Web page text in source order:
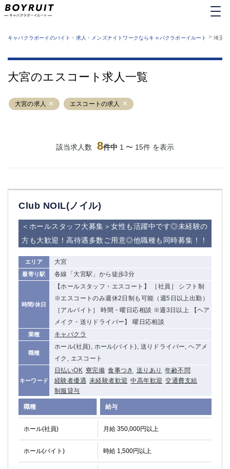
業種から探す
運営者情報
サイトマップ
キャバクラボーイのバイト・求人・メンズナイトワークならキャバクラボーイルート > 埼玉
大宮のエスコート求人一覧
大宮の求人 エスコートの求人
該当求人数 8件中 1 〜 15件 を表示
Club NOIL(ノイル)
＜ホールスタッフ大募集＞女性も活躍中です◎未経験の
方も大歓迎！高待遇多数ご用意◎他職種も同時募集！！
エリア 大宮
最寄り駅 各線「大宮駅」から徒歩3分
時間/休日
【ホールスタッフ・エスコート】 ［社員］ シフト制
※エスコートのみ週休2日制も可能（週5日以上出勤）
［アルバイト］ 時間・曜日応相談 ※週3日以上 【ヘア
メイク・送りドライバー】 曜日応相談
業種 キャバクラ
職種
ホール(社員), ホール(バイト), 送りドライバー, ヘアメ
イク, エスコート
キーワード
日払いOK 寮完備 食事つき 送りあり
年齢不問
経験者優遇 未経験者歓迎 中高年歓迎 交通費支給
制服貸与
職種 給与
ホール(社員) 月給 350,000円以上
ホール(バイト) 時給 1,500円以上
六本木
池袋
吉祥寺
練馬
恵比寿
蒲田
①六本木 ②西麻布
大山
赤羽
品川
蒲田東口
立川（南口）
新宿
西葛西
葛西
中目黒
ひばりヶ丘（北口）
学芸大学
吉祥寺（南口／公園口）
自由が丘
吉祥寺（北口／東口）
下北沢・経堂
金町（北口）
成増駅徒歩3分の好立地！
三軒茶屋（南口）
①歌舞伎町 ②新宿 ③新宿三丁目 ④西
①歌舞伎町 ②新宿 ③西部新宿 ③東新宿
①歌舞伎町 ②新宿
①銀座 ②新橋
錦糸町(南口)
蒲田(西口)
清瀬（南口）
①東武練馬 ②成増・板橋 ③大山 ②池袋
池袋東口
金町
大井町